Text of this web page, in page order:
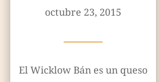
octubre 23, 2015
————
El Wicklow Bán es un queso